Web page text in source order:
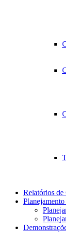
Relatórios de